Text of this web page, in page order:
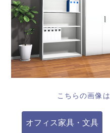
こちらの画像は
オフィス家具・文具